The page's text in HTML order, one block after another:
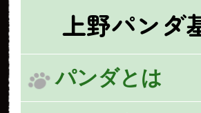
上野パンダ
パンダとは